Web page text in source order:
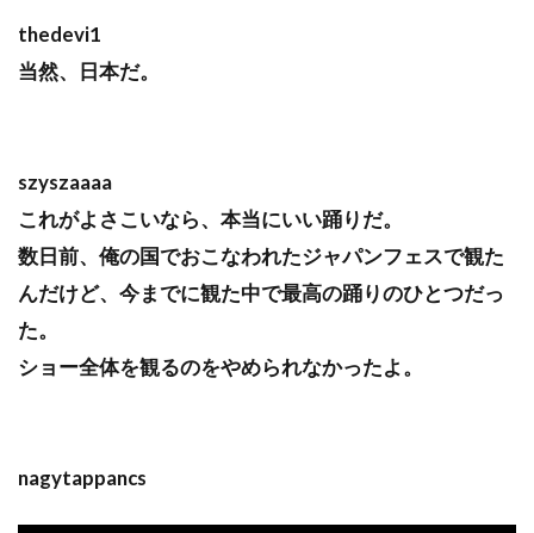
thedevi1
当然、日本だ。
szyszaaaa
これがよさこいなら、本当にいい踊りだ。
数日前、俺の国でおこなわれたジャパンフェスで観た
んだけど、今までに観た中で最高の踊りのひとつだっ
た。
ショー全体を観るのをやめられなかったよ。
nagytappancs